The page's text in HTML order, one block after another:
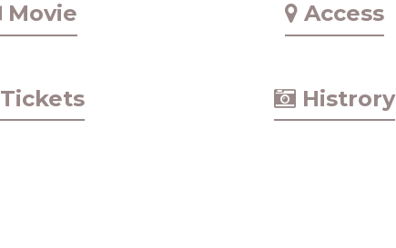
Movie Access
Tickets Histrory